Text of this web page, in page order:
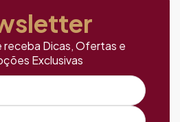
Dicas, Ofertas e
Exclusivas